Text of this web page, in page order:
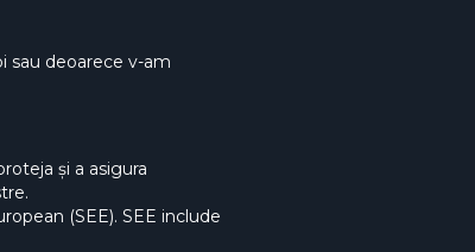
sau deoarece v-am
și a asigura
(SEE). SEE include